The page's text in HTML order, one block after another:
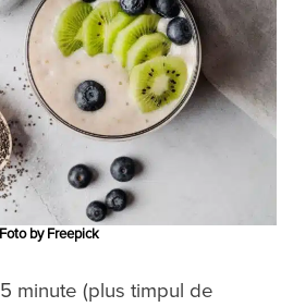
Foto by Freepick
5 minute (plus timpul de